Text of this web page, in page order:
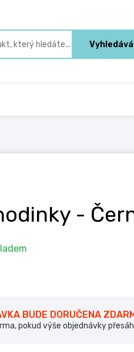
-
BUDE DORUČENA
pokud výše objednávky